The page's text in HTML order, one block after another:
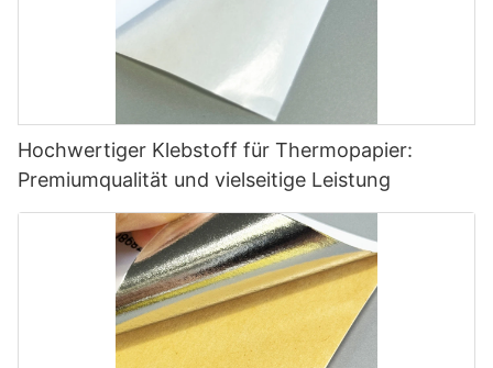
Hochwertiger Klebstoff für Thermopapier:
Premiumqualität und vielseitige Leistung